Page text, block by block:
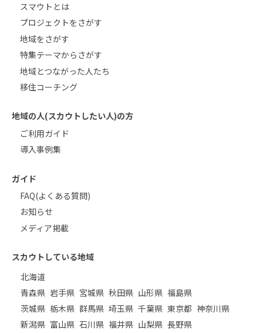
スマウトとは
プロジェクトをさがす
地域をさがす
特集テーマからさがす
地域とつながった人たち
移住コーチング
地域の人(スカウトしたい人)の方
ご利用ガイド
導入事例集
ガイド
FAQ(よくある質問)
お知らせ
メディア掲載
スカウトしている地域
北海道
青森県 岩手県 宮城県 秋田県 山形県 福島県
茨城県 栃木県 群馬県 埼玉県 千葉県 東京都 神奈川県
新潟県 富山県 石川県 福井県 山梨県 長野県